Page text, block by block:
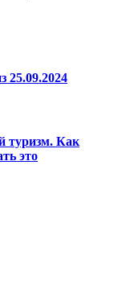
25.09.2024
туризм. Как
это